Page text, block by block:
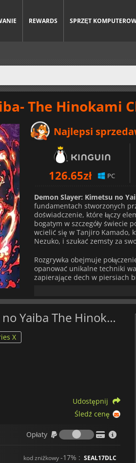
REWARDS SPRZĘT
The Hinokami
Najlepsi
126.65zł PC
Demon Slayer: Kimetsu no
fundamentach stworzonych
doświadczenie, które łączy
bogatym w szczegóły świecie
wcielić się w Tanjiro Kamado,
Nezuko, i szukać zemsty za
Rozgrywka obejmuje
opanować unikalne techniki
zapierające dech w piersiach
jeden na jednego z różnymi
jednocześnie eksplorując
graficznego serialu.
Jaka jest najlepsza cena na Demon Slayer Kimetsu no Yaiba The Hinokami Chronicles 2?
X
Udostępnij
Śledź cenę
Opłaty
Opłaty
kod zniżkowy-17% : SEAL17DLC